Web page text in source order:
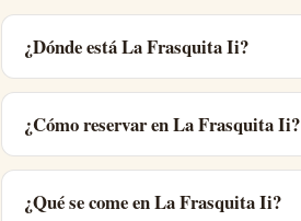
¿Dónde está La Frasquita Ii?
¿Cómo reservar en La Frasquita Ii?
¿Qué se come en La Frasquita Ii?